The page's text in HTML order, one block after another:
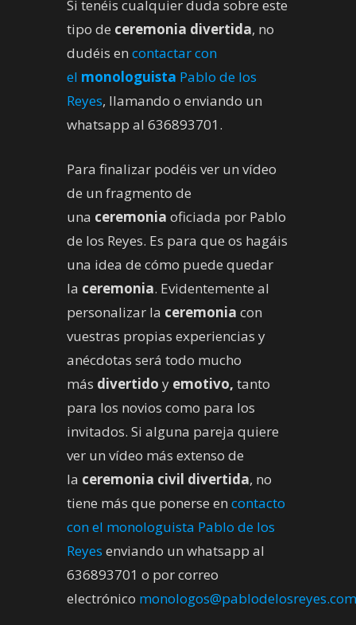
Si tenéis cualquier duda sobre este
tipo de ceremonia divertida, no
dudéis en contactar con
el monologuista Pablo de los
Reyes, llamando o enviando un
whatsapp al 636893701.
Para finalizar podéis ver un vídeo
de un fragmento de
una ceremonia oficiada por Pablo
de los Reyes. Es para que os hagáis
una idea de cómo puede quedar
la ceremonia. Evidentemente al
personalizar la ceremonia con
vuestras propias experiencias y
anécdotas será todo mucho
más divertido y emotivo, tanto
para los novios como para los
invitados. Si alguna pareja quiere
ver un vídeo más extenso de
la ceremonia civil divertida, no
tiene más que ponerse en contacto
con el monologuista Pablo de los
Reyes enviando un whatsapp al
636893701 o por correo
electrónico monologos@pablodelosreyes.com